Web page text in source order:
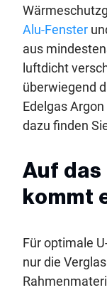
Alu-Fenster
aus
luftdicht
überwiegend
Edelgas
dazu finden
Auf
kommt
Für optimale
nur die